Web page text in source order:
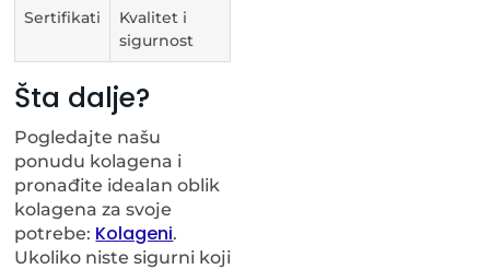
Sertifikati
Kvalitet i
sigurnost
Šta dalje?
Pogledajte našu
ponudu kolagena i
pronađite idealan oblik
kolagena za svoje
potrebe: Kolageni.
Ukoliko niste sigurni koji